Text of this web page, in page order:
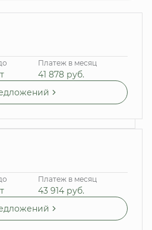
Платеж в месяц
41 878 руб.
Платеж в месяц
43 914 руб.